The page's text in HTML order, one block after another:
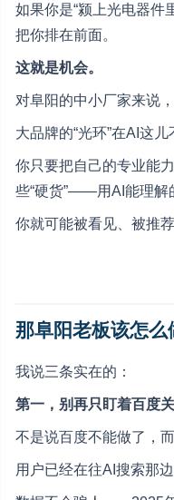
如果你是“颍上光电器件
把你排在前面。
这就是机会。
对阜阳的中小厂家来说
大品牌的“光环”在AI这儿
你只要把自己的专业能
些“硬货”——用AI能理解
你就可能被看见、被推荐
那阜阳老板该怎么
我说三条实在的：
第一，别再只盯着百度
不是说百度不能做了，而
用户已经在往AI搜索那